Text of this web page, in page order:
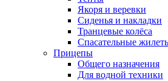
Якоря и веревки
Сиденья и накладки
Транцевые колёса
Спасательные
Прицепы
Общего назначения
Для водной техники